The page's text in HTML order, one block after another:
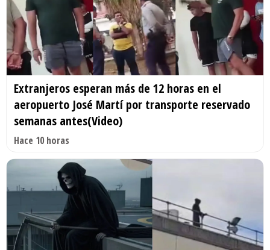
Extranjeros esperan más de 12 horas en el
aeropuerto José Martí por transporte reservado
semanas antes(Video)
Hace 10 horas